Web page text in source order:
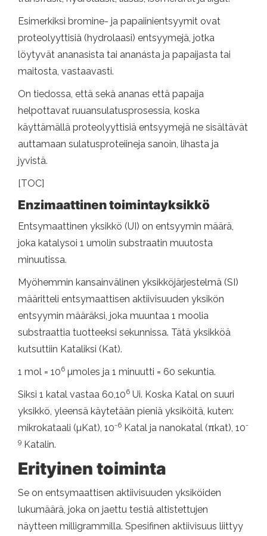
Esimerkiksi bromine- ja papaiinientsyymit ovat
proteolyyttisiä (hydrolaasi) entsyymejä, jotka
löytyvät ananasista tai ananásta ja papaijasta tai
maitosta, vastaavasti.
On tiedossa, että sekä ananas että papaija
helpottavat ruuansulatusprosessia, koska
käyttämällä proteolyyttisiä entsyymejä ne sisältävät
auttamaan sulatusproteiineja sanoin, lihasta ja
jyvistä.
[TOC]
Enzimaattinen toimintayksikkö
Entsymaattinen yksikkö (UI) on entsyymin määrä,
joka katalysoi 1 umolin substraatin muutosta
minuutissa.
Myöhemmin kansainvälinen yksikköjärjestelmä (SI)
määritteli entsymaattisen aktiivisuuden yksikön
entsyymin määräksi, joka muuntaa 1 moolia
substraattia tuotteeksi sekunnissa. Tätä yksikköä
kutsuttiin Kataliksi (Kat).
1 mol = 106 µmoles ja 1 minuutti = 60 sekuntia.
Siksi 1 katal vastaa 60,106 Ui. Koska Katal on suuri
yksikkö, yleensä käytetään pieniä yksiköitä, kuten:
mikrokataali (µKat), 10-6 Katal ja nanokatal (πkat), 10-
9 Katalin.
Erityinen toiminta
Se on entsymaattisen aktiivisuuden yksiköiden
lukumäärä, joka on jaettu testiä altistettujen
näytteen milligrammilla. Spesifinen aktiivisuus liittyy